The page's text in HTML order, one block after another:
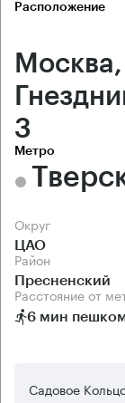
Расположение
3
Метро
Округ
ЦАО
Район
Пресненский
Расстояние от
6 мин
Садовое